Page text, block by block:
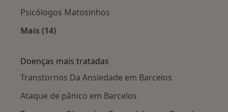
Psicólogos Matosinhos
Mais (14)
Doenças mais tratadas
Transtornos Da Ansiedade em Barcelos
Ataque de pânico em Barcelos